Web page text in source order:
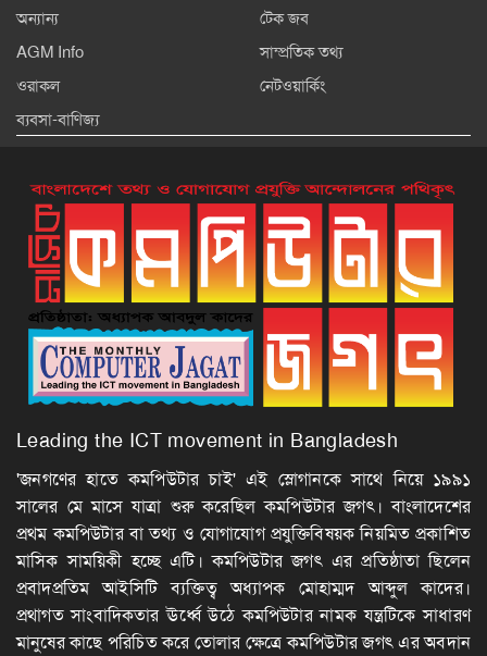
অন্যান্য
টেক জব
AGM Info
সাম্প্রতিক তথ্য
ওরাকল
নেটওয়ার্কিং
ব্যবসা-বাণিজ্য
Leading the ICT movement in Bangladesh
'জনগণের হাতে কমপিউটার চাই' এই স্লোগানকে সাথে নিয়ে ১৯৯১
সালের মে মাসে যাত্রা শুরু করেছিল কমপিউটার জগৎ। বাংলাদেশের
প্রথম কমপিউটার বা তথ্য ও যোগাযোগ প্রযুক্তিবিষয়ক নিয়মিত প্রকাশিত
মাসিক সাময়িকী হচ্ছে এটি। কমপিউটার জগৎ এর প্রতিষ্ঠাতা ছিলেন
প্রবাদপ্রতিম আইসিটি ব্যক্তিত্ব অধ্যাপক মোহাম্মদ আব্দুল কাদের।
প্রথাগত সাংবাদিকতার ঊর্ধ্বে উঠে কমপিউটার নামক যন্ত্রটিকে সাধারণ
মানুষের কাছে পরিচিত করে তোলার ক্ষেত্রে কমপিউটার জগৎ এর অবদান